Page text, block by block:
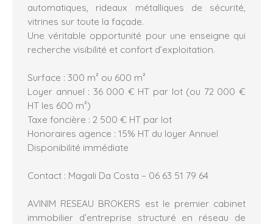
automatiques, rideaux métalliques de sécurité,
vitrines sur toute la façade.
Une véritable opportunité pour une enseigne qui
recherche visibilité et confort d’exploitation.
Surface : 300 m² ou 600 m²
Loyer annuel : 36 000 € HT par lot (ou 72 000 €
HT les 600 m²)
Taxe foncière : 2 500 € HT par lot
Honoraires agence : 15% HT du loyer Annuel
Disponibilité immédiate
Contact : Magali Da Costa – 06 63 51 79 64
AVINIM RESEAU BROKERS est le premier cabinet
immobilier d’entreprise structuré en réseau de